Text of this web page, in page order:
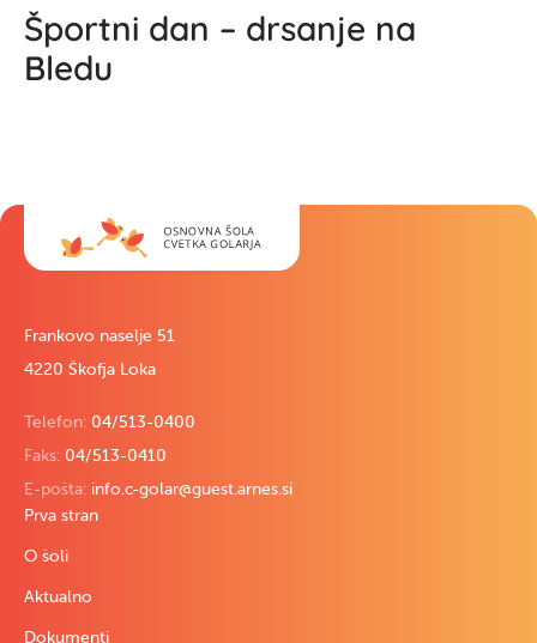
Športni dan – drsanje na
Bledu
Frankovo naselje 51
4220 Škofja Loka
Telefon: 04/513-0400
Faks: 04/513-0410
E-pošta: info.c-golar@guest.arnes.si
Prva stran
O šoli
Aktualno
Dokumenti